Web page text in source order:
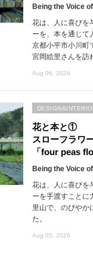
Being the Voice
花は、人に喜びを
ーを、本を通じて
京都小平市小川町
宮岡絵里さんを訪
Aug 06, 2026
花と本と①
スローフラワ
「four peas
Being the Voice
花は、人に喜びを
ーを手渡すことに
里山で、のびやか
た。
Aug 05, 2026